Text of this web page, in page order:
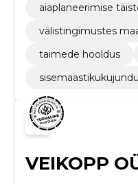
aiaplaneerimise
välistingimustes
taimede hooldus
VEIKOPP